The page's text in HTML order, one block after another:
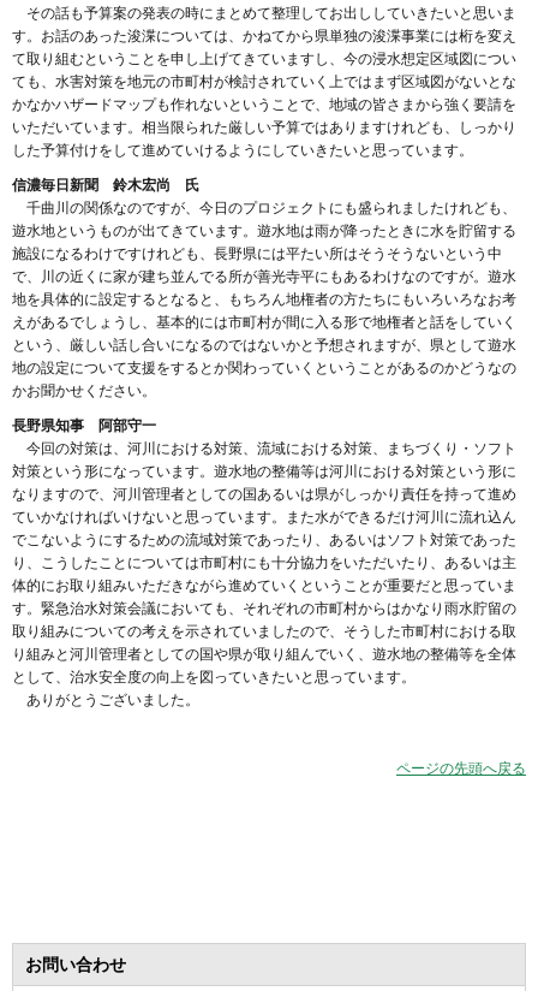
その話も予算案の発表の時にまとめて整理してお出ししていきたいと思いま
す。お話のあった浚渫については、かねてから県単独の浚渫事業には桁を変え
て取り組むということを申し上げてきていますし、今の浸水想定区域図につい
ても、水害対策を地元の市町村が検討されていく上ではまず区域図がないとな
かなかハザードマップも作れないということで、地域の皆さまから強く要請を
いただいています。相当限られた厳しい予算ではありますけれども、しっかり
した予算付けをして進めていけるようにしていきたいと思っています。
信濃毎日新聞 鈴木宏尚 氏
千曲川の関係なのですが、今日のプロジェクトにも盛られましたけれども、
遊水地というものが出てきています。遊水地は雨が降ったときに水を貯留する
施設になるわけですけれども、長野県には平たい所はそうそうないという中
で、川の近くに家が建ち並んでる所が善光寺平にもあるわけなのですが。遊水
地を具体的に設定するとなると、もちろん地権者の方たちにもいろいろなお考
えがあるでしょうし、基本的には市町村が間に入る形で地権者と話をしていく
という、厳しい話し合いになるのではないかと予想されますが、県として遊水
地の設定について支援をするとか関わっていくということがあるのかどうなの
かお聞かせください。
長野県知事 阿部守一
今回の対策は、河川における対策、流域における対策、まちづくり・ソフト
対策という形になっています。遊水地の整備等は河川における対策という形に
なりますので、河川管理者としての国あるいは県がしっかり責任を持って進め
ていかなければいけないと思っています。また水ができるだけ河川に流れ込ん
でこないようにするための流域対策であったり、あるいはソフト対策であった
り、こうしたことについては市町村にも十分協力をいただいたり、あるいは主
体的にお取り組みいただきながら進めていくということが重要だと思っていま
す。緊急治水対策会議においても、それぞれの市町村からはかなり雨水貯留の
取り組みについての考えを示されていましたので、そうした市町村における取
り組みと河川管理者としての国や県が取り組んでいく、遊水地の整備等を全体
として、治水安全度の向上を図っていきたいと思っています。
ありがとうございました。
ページの先頭へ戻る
お問い合わせ